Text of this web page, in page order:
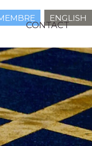
ENGLISH
CONTACT